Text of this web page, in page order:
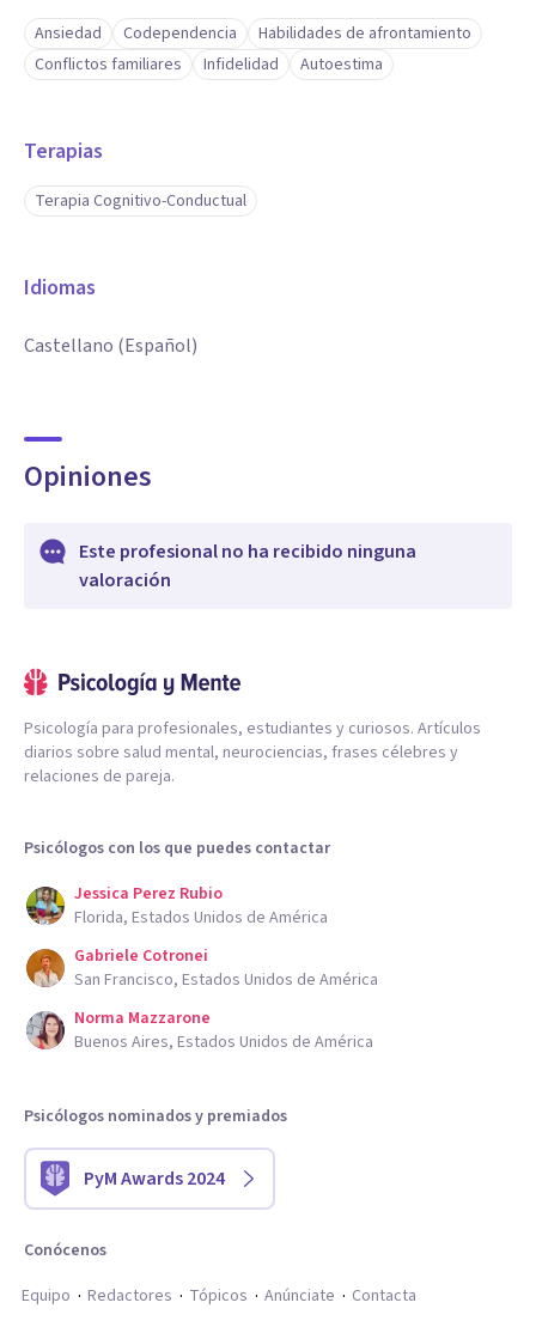
Ansiedad Codependencia
Habilidades de afrontamiento
Conflictos familiares
Infidelidad Autoestima
Terapias
Terapia Cognitivo-Conductual
Idiomas
Castellano (Español)
Opiniones
Este profesional no ha recibido ninguna
valoración
Psicología para profesionales, estudiantes y curiosos. Artículos
diarios sobre salud mental, neurociencias, frases célebres y
relaciones de pareja.
Psicólogos con los que puedes contactar
Jessica Perez Rubio
Florida, Estados Unidos de América
Gabriele Cotronei
San Francisco, Estados Unidos de América
Norma Mazzarone
Buenos Aires, Estados Unidos de América
Psicólogos nominados y premiados
PyM Awards 2024
Conócenos
Equipo
Redactores Tópicos Anúnciate Contacta